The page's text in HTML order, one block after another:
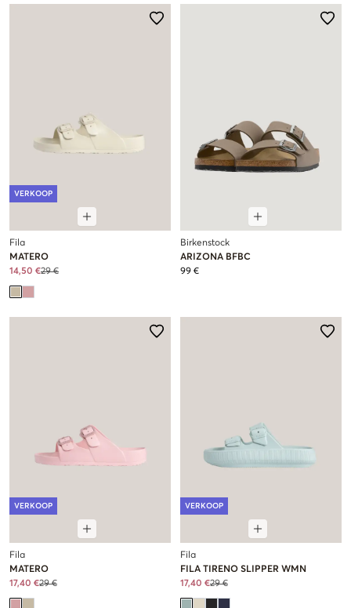
VERKOOP
Fila
MATERO
14,50 €29 €
Birkenstock
ARIZONA BFBC
99 €
VERKOOP
Fila
MATERO
17,40 €29 €
VERKOOP
Fila
FILA TIRENO SLIPPER WMN
17,40 €29 €